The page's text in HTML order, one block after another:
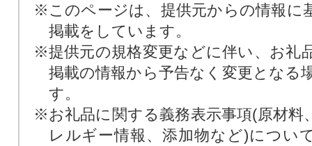
※このページは、提供元からの情報に
掲載をしています。
※提供元の規格変更などに伴い、お礼
掲載の情報から予告なく変更となる
す。
※お礼品に関する義務表示事項(原材料
レルギー情報、添加物など)につい